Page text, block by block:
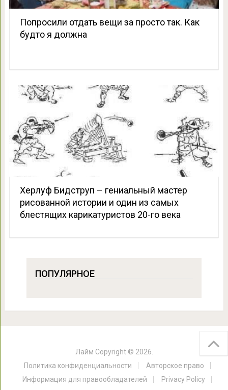
Попросили отдать вещи за просто так. Как
будто я должна
Херлуф Бидструп – гениальный мастер
рисованной истории и один из самых
блестящих карикатуристов 20-го века
ПОПУЛЯРНОЕ
Лайм Copyright © 2026.
Политика конфиденциальности
Авторское право
Информация для правообладателей
Privacy Policy